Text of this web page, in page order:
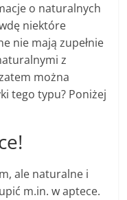
o naturalnych
niektóre
nie mają zupełnie
z
można
tego typu? Poniżej
ale naturalne i
m.in. w aptece.